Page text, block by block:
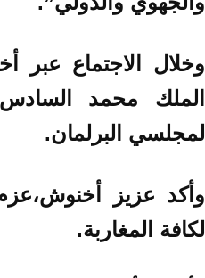
وخلال الاجتماع عبر
الملك محمد
لمجلسي البرلمان.
وأكد عزيز
لكافة المغاربة.